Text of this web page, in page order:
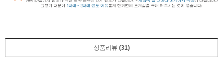
상품리뷰 (31)